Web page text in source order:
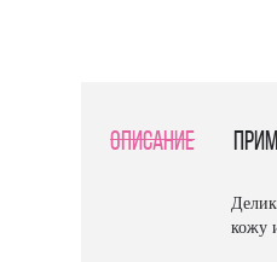
Описание
кожу